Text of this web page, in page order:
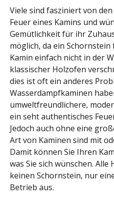
Viele sind fasziniert von
Feuer eines Kamins und
Gemütlichkeit für ihr
möglich, da ein
Kamin einfach nicht in der
klassischer Holzofen
dies ist oft ein anderes
Wasserdampfkaminen
umweltfreundlichere,
ein seht authentisches
Jedoch auch ohne eine
Art von Kaminen sind mit
Damit können Sie Ihren
was Sie sich wünschen.
keinen Schornstein, nur
Betrieb aus.